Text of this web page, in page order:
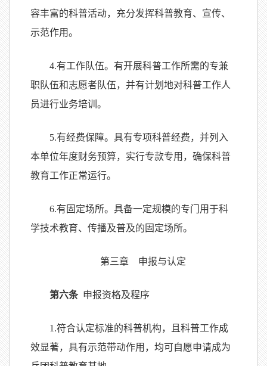
容丰富的科普活动，充分发挥科普教育、宣传、
示范作用。
4.有工作队伍。有开展科普工作所需的专兼
职队伍和志愿者队伍，并有计划地对科普工作人
员进行业务培训。
5.有经费保障。具有专项科普经费，并列入
本单位年度财务预算，实行专款专用，确保科普
教育工作正常运行。
6.有固定场所。具备一定规模的专门用于科
学技术教育、传播及普及的固定场所。
第三章 申报与认定
第六条申报资格及程序
1.符合认定标准的科普机构，且科普工作成
效显著，具有示范带动作用，均可自愿申请成为